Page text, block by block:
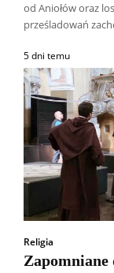
od Aniołów oraz
prześladowań
5 dni temu
Religia